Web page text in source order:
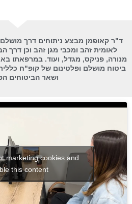
ד"ר קאופמן מבצע ניתוחים דרך
לאומית זהב ומכבי מגן זהב וכן דרך
מנורה, פניקס, מגדל, ועוד. במרפאתו
ביטוח מושלם ופלטינום של קופ"ח
ושאר הביטוחים
marketing cookies and
this content